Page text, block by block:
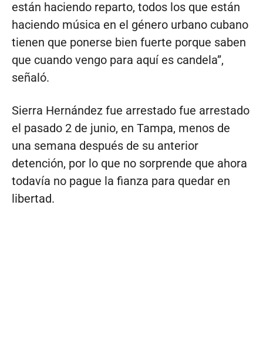
están haciendo reparto, todos los que están
haciendo música en el género urbano cubano
tienen que ponerse bien fuerte porque saben
que cuando vengo para aquí es candela”,
señaló.
Sierra Hernández fue arrestado fue arrestado
el pasado 2 de junio, en Tampa, menos de
una semana después de su anterior
detención, por lo que no sorprende que ahora
todavía no pague la fianza para quedar en
libertad.